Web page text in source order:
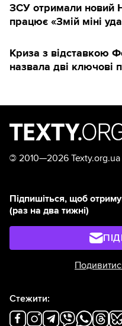
ЗСУ отримали новий
працює «Змій міні
Криза з відставкою
назвала дві ключові
© 2010—2026 Texty.org.ua
Підпишіться, щоб
(раз на два тижні)
Стежити: